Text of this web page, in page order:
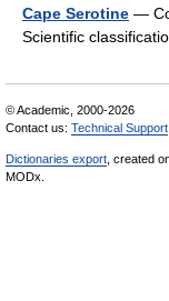
Cape Serotine —
Scientific
© Academic, 2000-2026
Contact us: Technical Support
Dictionaries export , created
MODx.